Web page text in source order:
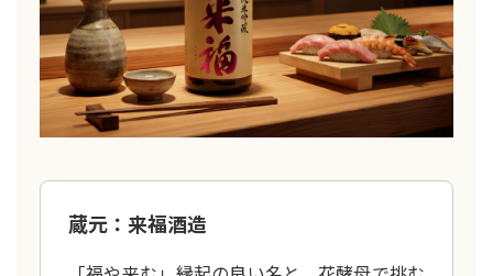
蔵元：来福酒造